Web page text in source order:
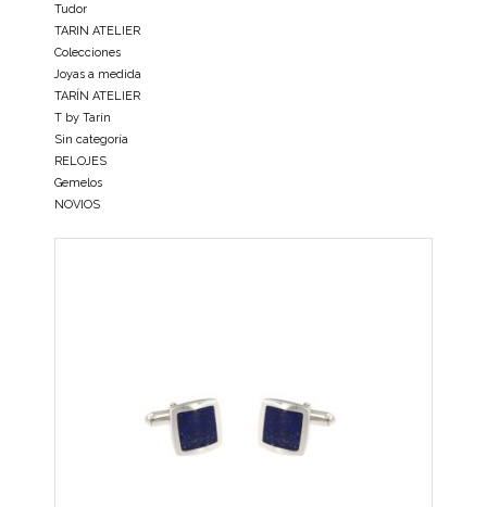
Tudor
TARIN ATELIER
Colecciones
Joyas a medida
TARÍN ATELIER
T by Tarín
Sin categoría
RELOJES
Gemelos
NOVIOS